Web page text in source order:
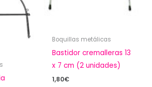
Boquillas metálicas
Bastidor cremalleras 13
x 7 cm (2 unidades)
1,80€